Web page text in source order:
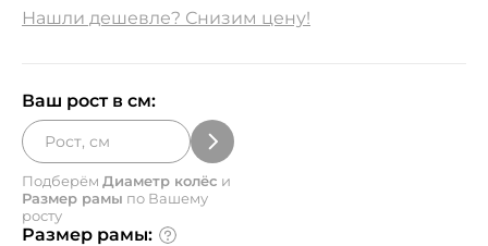
Нашли дешевле? Снизим цену!
Ваш рост в см:
Подберём Диаметр колёс и
Размер рамы по Вашему
росту
Размер рамы: